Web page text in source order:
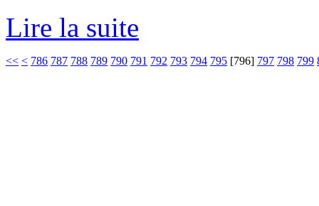
Lire la suite
<< < 786 787 788 789 790 791 792 793 794 795 [796] 797 798 799